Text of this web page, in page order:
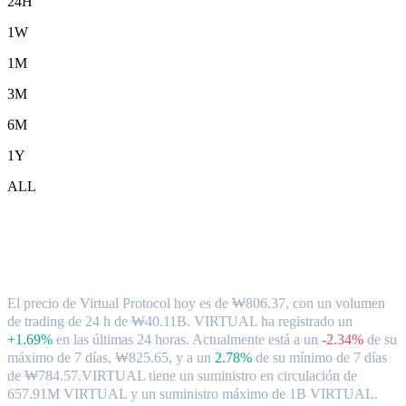
1W
1M
3M
6M
1Y
ALL
El precio de Virtual Protocol hoy es de ₩806.37, con un volumen
de trading de 24 h de ₩40.11B. VIRTUAL ha registrado un
+1.69% en las últimas 24 horas. Actualmente está a un -2.34% de su
máximo de 7 días, ₩825.65, y a un 2.78% de su mínimo de 7 días
de ₩784.57.VIRTUAL tiene un suministro en circulación de
657.91M VIRTUAL y un suministro máximo de 1B VIRTUAL.